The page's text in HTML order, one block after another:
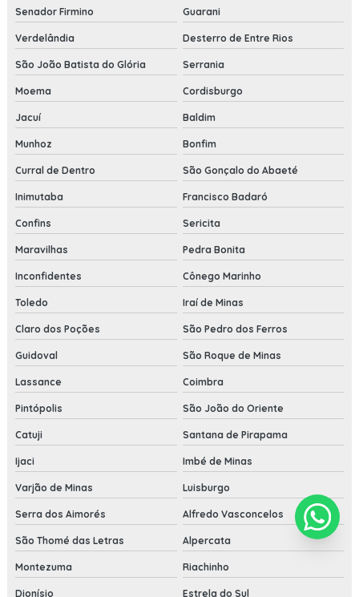
Senador Firmino Guarani
Verdelândia Desterro de Entre Rios
São João Batista do Glória Serrania
Moema Cordisburgo
Jacuí Baldim
Munhoz Bonfim
Curral de Dentro São Gonçalo do Abaeté
Inimutaba Francisco Badaró
Confins Sericita
Maravilhas Pedra Bonita
Inconfidentes Cônego Marinho
Toledo Iraí de Minas
Claro dos Poções São Pedro dos Ferros
Guidoval São Roque de Minas
Lassance Coimbra
Pintópolis São João do Oriente
Catuji Santana de Pirapama
Ijaci Imbé de Minas
Varjão de Minas Luisburgo
Serra dos Aimorés Alfredo Vasconcelos
São Thomé das Letras Alpercata
Montezuma Riachinho
Dionísio Estrela do Sul